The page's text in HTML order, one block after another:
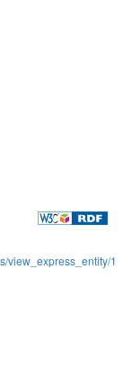
view_express_entity/1